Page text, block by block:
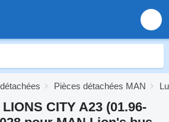
Pièces détachées MAN
CITY A23 (01.96-